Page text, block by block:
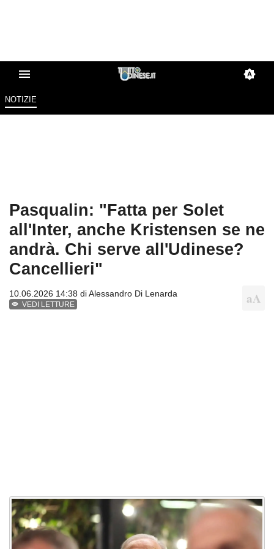
NOTIZIE
Pasqualin: "Fatta per Solet
all'Inter, anche Kristensen se ne
andrà. Chi serve all'Udinese?
Cancellieri"
10.06.2026 14:38 diAlessandro Di Lenarda
VEDI LETTURE